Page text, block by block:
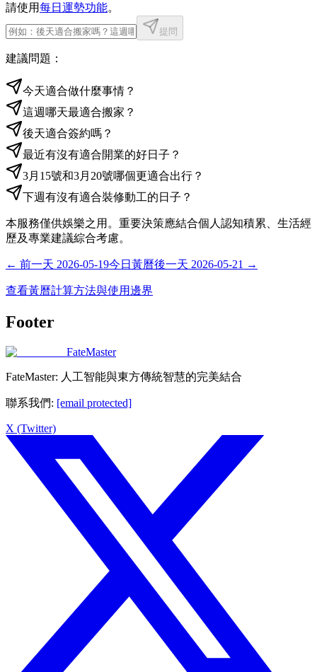
請使用每日運勢功能。
提問
建議問題：
今天適合做什麼事情？
這週哪天最適合搬家？
後天適合簽約嗎？
最近有沒有適合開業的好日子？
3月15號和3月20號哪個更適合出行？
下週有沒有適合裝修動工的日子？
本服務僅供娛樂之用。重要決策應結合個人認知積累、生活經
歷及專業建議綜合考慮。
← 前一天 2026-05-19今日黃曆後一天 2026-05-21 →
查看黃曆計算方法與使用邊界
Footer
FateMaster
FateMaster: 人工智能與東方傳統智慧的完美結合
聯系我們: [email protected]
X (Twitter)